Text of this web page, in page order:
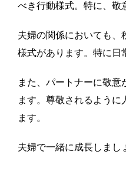
べき行動様式。特に、敬
夫婦の関係においても、
様式があります。特に日
また、パートナーに敬意
ます。尊敬されるように
ます。
夫婦で一緒に成長しまし